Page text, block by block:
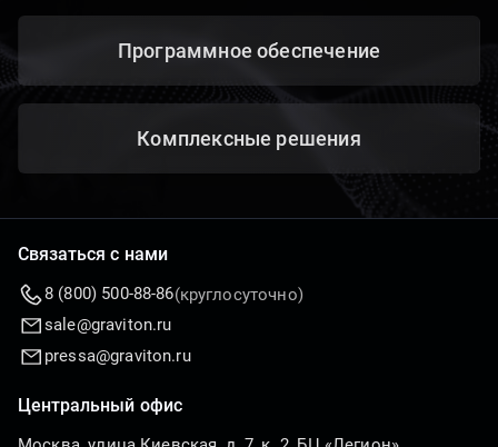
Программное обеспечение
Комплексные решения
Центральный офис
Связаться с нами
8 (800) 500-88-86(круглосуточно)
sale@graviton.ru
pressa@graviton.ru